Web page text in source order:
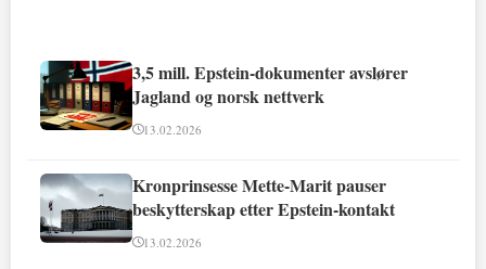
3,5 mill. Epstein-dokumenter avslører
Jagland og norsk nettverk
13.02.2026
Kronprinsesse Mette-Marit pauser
beskytterskap etter Epstein-kontakt
13.02.2026